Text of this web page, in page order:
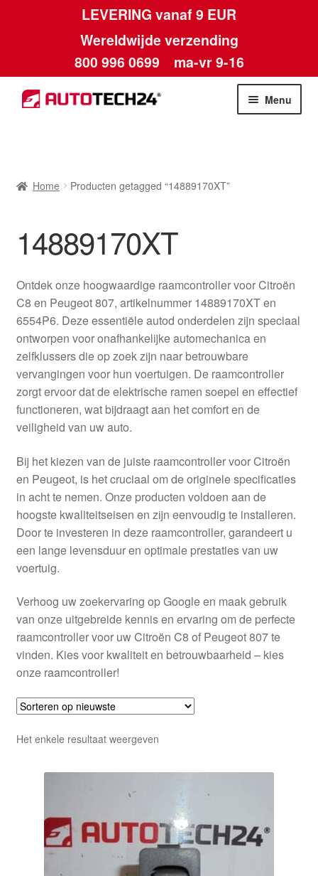
LEVERING vanaf 9 EUR
Wereldwijde verzending
800 996 0699 ma-vr 9-16
Ga
door
Ga
naar
Menu
Betalingen
Contact
Kassa
Klachten
Klachtenprocedure
Mijn account
Over ons
Privacybeleid
Winkelwagen
Home Producten getagged “14889170XT”
14889170XT
Ontdek onze hoogwaardige raamcontroller voor Citroën
C8 en Peugeot 807, artikelnummer 14889170XT en
6554P6. Deze essentiële autod onderdelen zijn speciaal
ontworpen voor onafhankelijke automechanica en
zelfklussers die op zoek zijn naar betrouwbare
vervangingen voor hun voertuigen. De raamcontroller
zorgt ervoor dat de elektrische ramen soepel en effectief
functioneren, wat bijdraagt aan het comfort en de
veiligheid van uw auto.
Bij het kiezen van de juiste raamcontroller voor Citroën
en Peugeot, is het cruciaal om de originele specificaties
in acht te nemen. Onze producten voldoen aan de
hoogste kwaliteitseisen en zijn eenvoudig te installeren.
Door te investeren in deze raamcontroller, garandeert u
een lange levensduur en optimale prestaties van uw
voertuig.
Verhoog uw zoekervaring op Google en maak gebruik
van onze uitgebreide kennis en ervaring om de perfecte
raamcontroller voor uw Citroën C8 of Peugeot 807 te
vinden. Kies voor kwaliteit en betrouwbaarheid – kies
onze raamcontroller!
Het enkele resultaat weergeven